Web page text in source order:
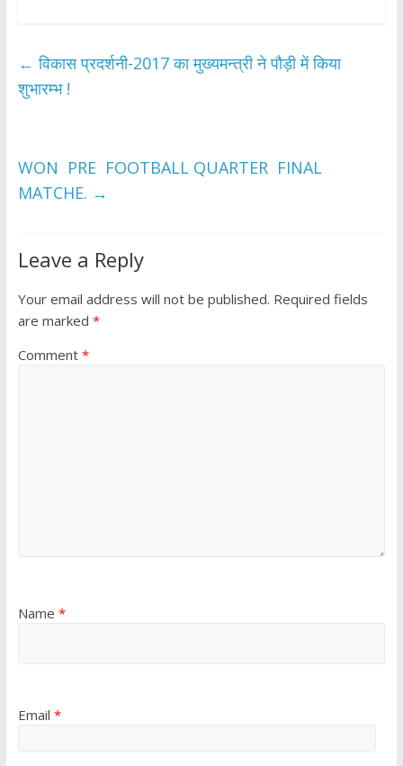
b
o
er s e
← विकास प्रदर्शनी-2017 का मुख्यमन्त्री ने पौड़ी में किया
शुभारम्भ !
WON PRE FOOTBALL QUARTER FINAL
MATCHE. →
Leave a Reply
Your email address will not be published. Required fields
are marked *
Comment *
Name *
Email *